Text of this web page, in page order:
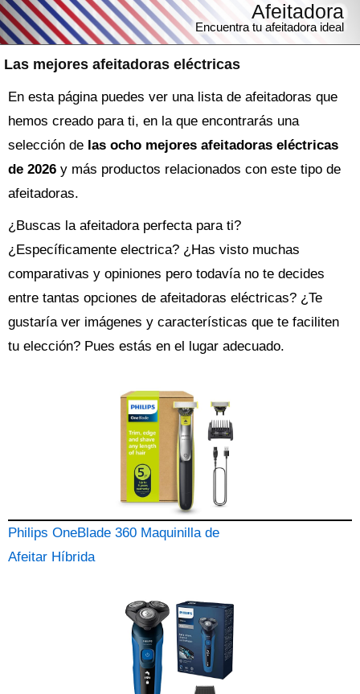
Las mejores afeitadoras eléctricas
Afeitadora
Encuentra tu afeitadora ideal
En esta página puedes ver una lista de afeitadoras que
hemos creado para ti, en la que encontrarás una
selección de las ocho mejores afeitadoras eléctricas
de 2026 y más productos relacionados con este tipo de
afeitadoras.
¿Buscas la afeitadoraperfecta para ti?
¿Específicamente electrica? ¿Has visto muchas
comparativas y opiniones pero todavía no te decides
entre tantas opciones de afeitadoras eléctricas? ¿Te
gustaría ver imágenes y características que te faciliten
tu elección? Pues estás en el lugar adecuado.
Philips OneBlade 360 Maquinilla de
Afeitar Híbrida